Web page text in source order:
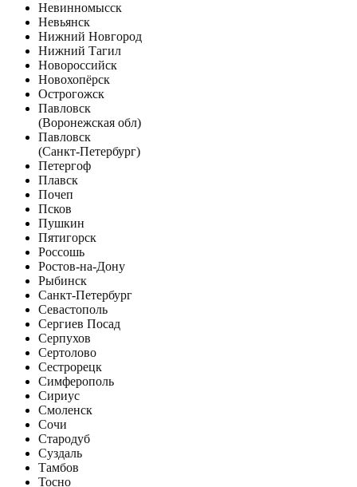
Невинномысск
Невьянск
Нижний Новгород
Нижний Тагил
Новороссийск
Новохопёрск
Острогожск
Павловск
(Воронежская обл)
Павловск
(Санкт-Петербург)
Петергоф
Плавск
Почеп
Псков
Пушкин
Пятигорск
Россошь
Ростов-на-Дону
Рыбинск
Санкт-Петербург
Севастополь
Сергиев Посад
Серпухов
Сертолово
Сестрорецк
Симферополь
Сириус
Смоленск
Сочи
Стародуб
Суздаль
Тамбов
Тосно